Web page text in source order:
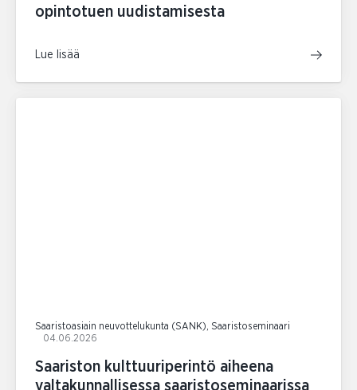
opintotuen uudistamisesta
Lue lisää
Saaristoasiain neuvottelukunta (SANK), Saaristoseminaari
04.06.2026
Saariston kulttuuriperintö aiheena
valtakunnallisessa saaristoseminaarissa